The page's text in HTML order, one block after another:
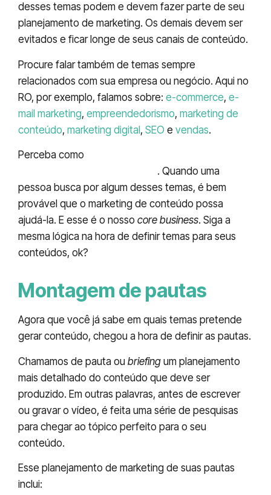
desses temas podem e devem fazer parte de seu
planejamento de marketing. Os demais devem ser
evitados e ficar longe de seus canais de conteúdo.
Procure falar também de temas sempre
relacionados com sua empresa ou negócio. Aqui no
RO, por exemplo, falamos sobre: e-commerce, e-
mail marketing, empreendedorismo, marketing de
conteúdo, marketing digital, SEO e vendas.
Perceba como
. Quando uma
pessoa busca por algum desses temas, é bem
provável que o marketing de conteúdo possa
ajudá-la. E esse é o nosso core business. Siga a
mesma lógica na hora de definir temas para seus
conteúdos, ok?
Montagem de pautas
Agora que você já sabe em quais temas pretende
gerar conteúdo, chegou a hora de definir as pautas.
Chamamos de pauta ou briefing um planejamento
mais detalhado do conteúdo que deve ser
produzido. Em outras palavras, antes de escrever
ou gravar o vídeo, é feita uma série de pesquisas
para chegar ao tópico perfeito para o seu
conteúdo.
Esse planejamento de marketing de suas pautas
inclui: